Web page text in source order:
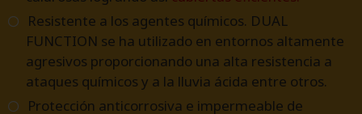
Resistente a los agentes químicos. DUAL
FUNCTION se ha utilizado en entornos altamente
agresivos proporcionando una alta resistencia a
ataques químicos y a la lluvia ácida entre otros.
Protección anticorrosiva e impermeable de